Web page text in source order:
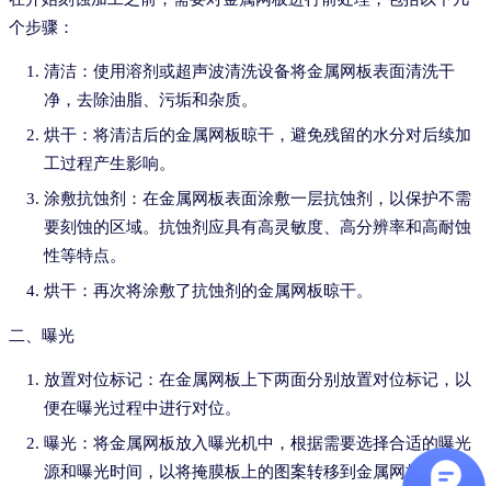
个步骤：
清洁：使用溶剂或超声波清洗设备将金属网板表面清洗干
净，去除油脂、污垢和杂质。
烘干：将清洁后的金属网板晾干，避免残留的水分对后续加
工过程产生影响。
涂敷抗蚀剂：在金属网板表面涂敷一层抗蚀剂，以保护不需
要刻蚀的区域。抗蚀剂应具有高灵敏度、高分辨率和高耐蚀
性等特点。
烘干：再次将涂敷了抗蚀剂的金属网板晾干。
二、曝光
放置对位标记：在金属网板上下两面分别放置对位标记，以
便在曝光过程中进行对位。
曝光：将金属网板放入曝光机中，根据需要选择合适的曝光
源和曝光时间，以将掩膜板上的图案转移到金属网板上。